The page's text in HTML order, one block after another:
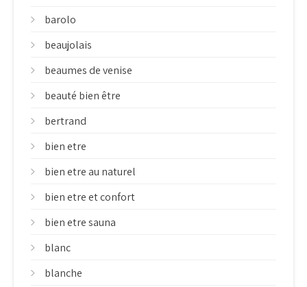
barolo
beaujolais
beaumes de venise
beauté bien être
bertrand
bien etre
bien etre au naturel
bien etre et confort
bien etre sauna
blanc
blanche